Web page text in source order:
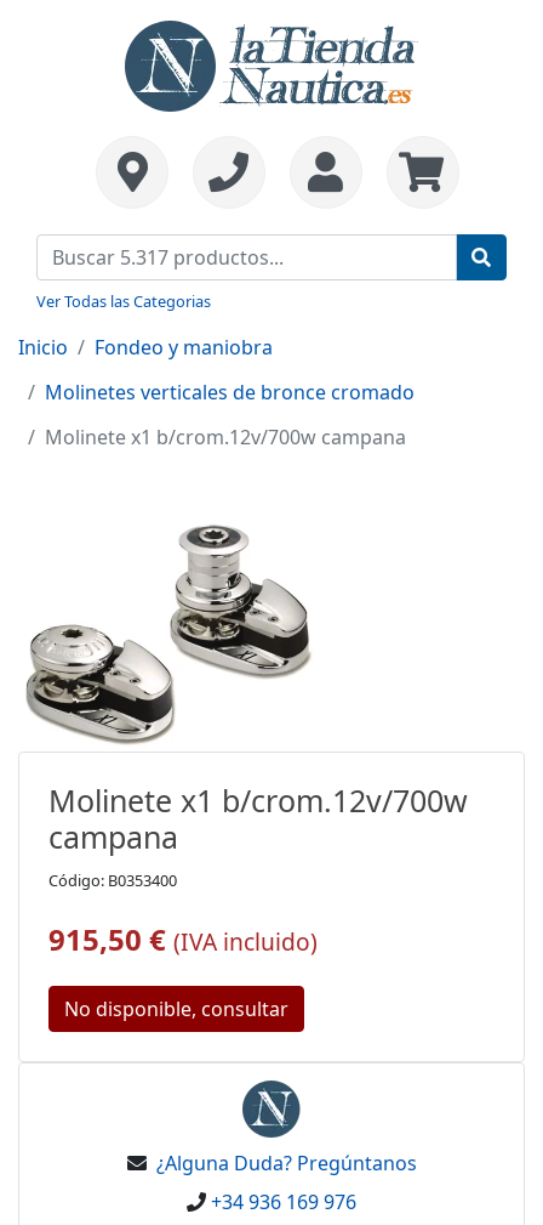
Ver Todas las Categorias
Inicio
Fondeo y maniobra
Molinetes verticales de bronce cromado
Molinete x1 b/crom.12v/700w campana
Molinete x1 b/crom.12v/700w
campana
Código: B0353400
915,50 € (IVA incluido)
No disponible, consultar
¿Alguna Duda? Pregúntanos
+34 936 169 976